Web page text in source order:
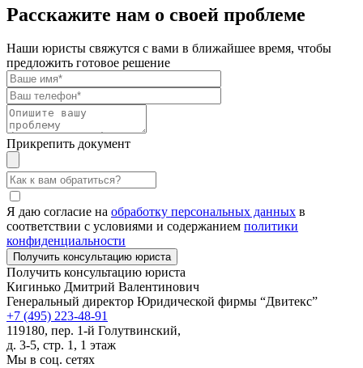
Расскажите нам о своей проблеме
Наши юристы свяжутся с вами в ближайшее время, чтобы
предложить готовое решение
Прикрепить документ
Я даю согласие на обработку персональных данных в
соответствии с условиями и содержанием политики
конфиденциальности
Получить консультацию юриста
Кигинько Дмитрий Валентинович
Генеральный директор Юридической фирмы “Двитекс”
+7 (495) 223-48-91
119180, пер. 1-й Голутвинский,
д. 3-5, стр. 1, 1 этаж
Мы в соц. сетях